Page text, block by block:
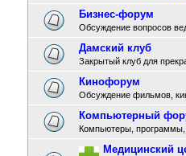
Бизнес-форум
Обсуждение вопросов
Дамский клуб
Закрытый клуб для
Кинофорум
Обсуждение фильмов,
Компьютерный
Компьютеры, программы,
Медицинский